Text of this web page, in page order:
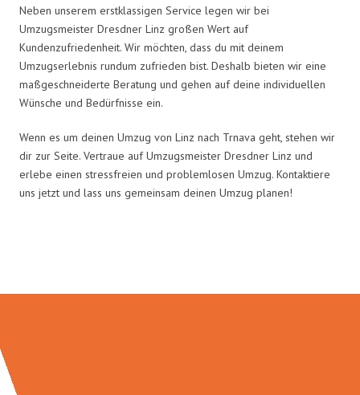
Neben unserem erstklassigen Service legen wir bei
Umzugsmeister Dresdner Linz großen Wert auf
Kundenzufriedenheit. Wir möchten, dass du mit deinem
Umzugserlebnis rundum zufrieden bist. Deshalb bieten wir eine
maßgeschneiderte Beratung und gehen auf deine individuellen
Wünsche und Bedürfnisse ein.
Wenn es um deinen Umzug von Linz nach Trnava geht, stehen wir
dir zur Seite. Vertraue auf Umzugsmeister Dresdner Linz und
erlebe einen stressfreien und problemlosen Umzug. Kontaktiere
uns jetzt und lass uns gemeinsam deinen Umzug planen!